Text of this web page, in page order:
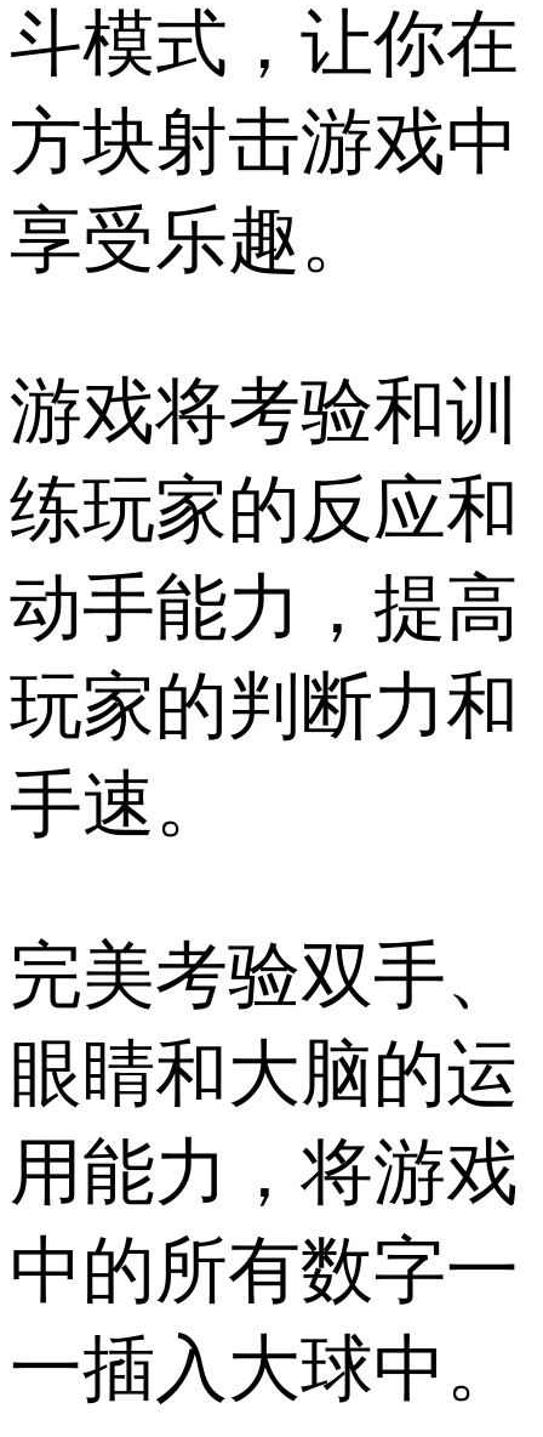
斗模式，让你在
方块射击游戏中
享受乐趣。
游戏将考验和训
练玩家的反应和
动手能力，提高
玩家的判断力和
手速。
完美考验双手、
眼睛和大脑的运
用能力，将游戏
中的所有数字一
一插入大球中。